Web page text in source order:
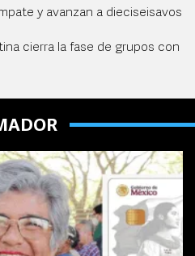
y avanzan a dieciseisavos
cierra la fase de grupos con